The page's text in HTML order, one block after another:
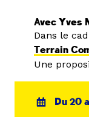
Avec Yves
Dans le
Terrain
Une
Du 20